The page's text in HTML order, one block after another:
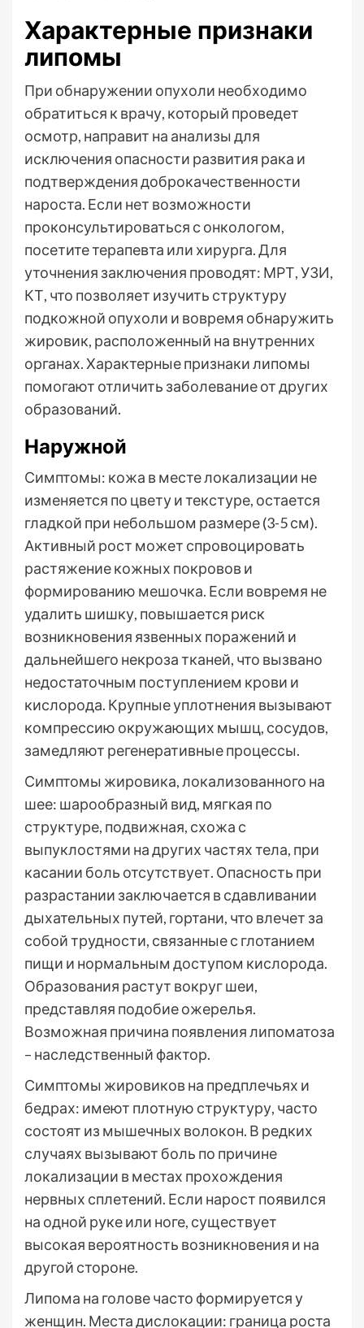
Характерные признаки
липомы
При обнаружении опухоли необходимо
обратиться к врачу, который проведет
осмотр, направит на анализы для
исключения опасности развития рака и
подтверждения доброкачественности
нароста. Если нет возможности
проконсультироваться с онкологом,
посетите терапевта или хирурга. Для
уточнения заключения проводят: МРТ, УЗИ,
КТ, что позволяет изучить структуру
подкожной опухоли и вовремя обнаружить
жировик, расположенный на внутренних
органах. Характерные признаки липомы
помогают отличить заболевание от других
образований.
Наружной
Симптомы: кожа в месте локализации не
изменяется по цвету и текстуре, остается
гладкой при небольшом размере (3-5 см).
Активный рост может спровоцировать
растяжение кожных покровов и
формированию мешочка. Если вовремя не
удалить шишку, повышается риск
возникновения язвенных поражений и
дальнейшего некроза тканей, что вызвано
недостаточным поступлением крови и
кислорода. Крупные уплотнения вызывают
компрессию окружающих мышц, сосудов,
замедляют регенеративные процессы.
Симптомы жировика, локализованного на
шее: шарообразный вид, мягкая по
структуре, подвижная, схожа с
выпуклостями на других частях тела, при
касании боль отсутствует. Опасность при
разрастании заключается в сдавливании
дыхательных путей, гортани, что влечет за
собой трудности, связанные с глотанием
пищи и нормальным доступом кислорода.
Образования растут вокруг шеи,
представляя подобие ожерелья.
Возможная причина появления липоматоза
– наследственный фактор.
Симптомы жировиков на предплечьях и
бедрах: имеют плотную структуру, часто
состоят из мышечных волокон. В редких
случаях вызывают боль по причине
локализации в местах прохождения
нервных сплетений. Если нарост появился
на одной руке или ноге, существует
высокая вероятность возникновения и на
другой стороне.
Липома на голове часто формируется у
женщин. Места дислокации: граница роста